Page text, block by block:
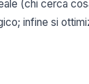
(chi cerca
infine si